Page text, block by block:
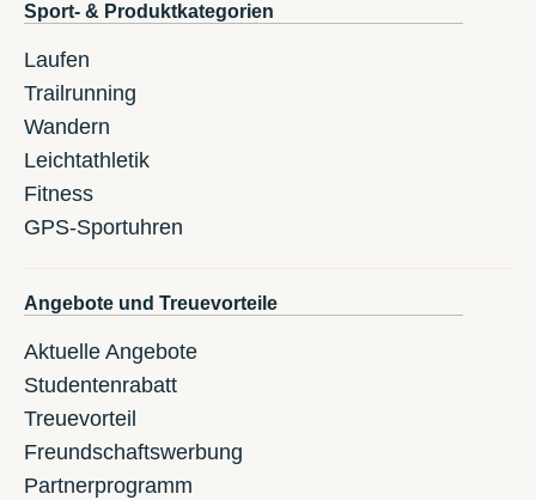
Sport- & Produktkategorien
Laufen
Trailrunning
Wandern
Leichtathletik
Fitness
GPS-Sportuhren
Angebote und Treuevorteile
Aktuelle Angebote
Studentenrabatt
Treuevorteil
Freundschaftswerbung
Partnerprogramm